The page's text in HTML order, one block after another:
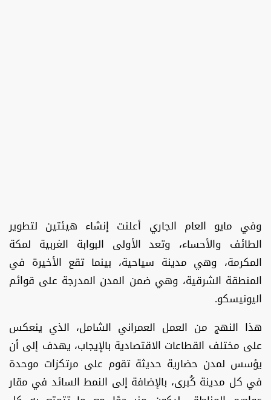
وفي مايو العام الجاري أعلنت إنشاء هيئتين لتطوير
الطائف والأحساء، وتعد الأولى البوابة الغربية لمكة
المكرمة، وهي مدينة سياحية، بينما تقع الأخيرة في
المنطقة الشرقية، وهي ضمن المدن المدرجة على قوائم
اليونيسكو.
هذا النهج من العمل العمراني الشامل، الذي ينعكس
على مختلف القطاعات الاقتصادية بالإيجاب، يهدف إلى أن
يؤسس لمدن حضارية حديثة تقوم على مرتكزات موحدة
في كل مدينة كُبرى، بالإضافة إلى النمط السائد في مقار